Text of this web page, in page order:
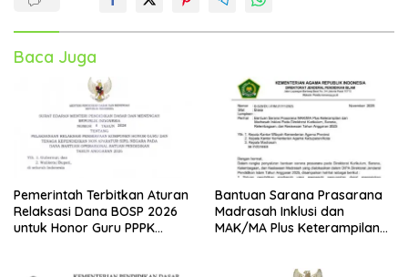
Baca Juga
Pemerintah Terbitkan Aturan
Relaksasi Dana BOSP 2026
untuk Honor Guru PPPK
Bantuan Sarana Prasarana
Madrasah Inklusi dan
MAK/MA Plus Keterampilan